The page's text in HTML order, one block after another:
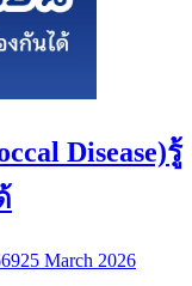
Disease)รู้
25 March 2026